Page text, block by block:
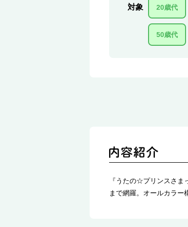
対象 20歳代
50歳代
『うたの☆プリンスさ
まで網羅。オールカラ